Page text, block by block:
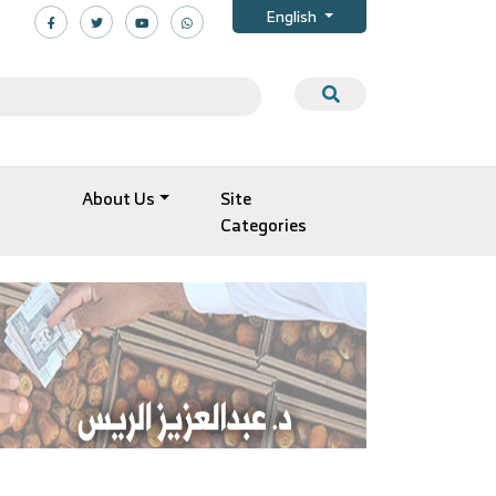
English
About Us
Site
Categories